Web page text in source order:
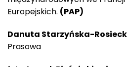
Europejskich. (PAP)
Danuta Starzyńska-
Prasowa